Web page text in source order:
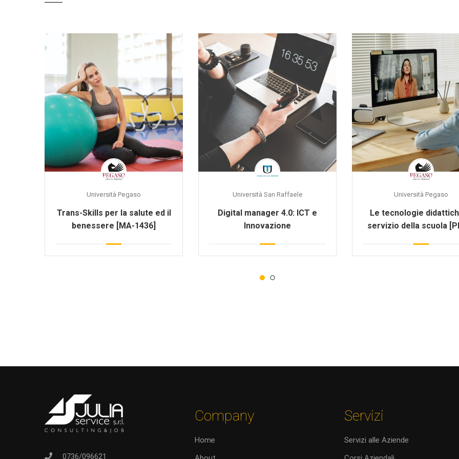
Università Pegaso
Trans-Skills per la salute ed il
benessere [MA-1436]
Università San Raffaele
Digital manager 4.0: ICT e
Innovazione
Università Pegaso
Le tecnologie
servizio della scuola
0736/096621
Company
Home
Servizi
Servizi alle Aziende